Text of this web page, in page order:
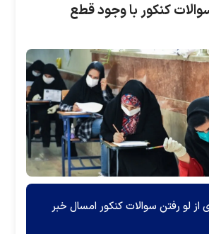
کنکور با وجود قطع
از لو رفتن سوالات کنکور امسال خبر